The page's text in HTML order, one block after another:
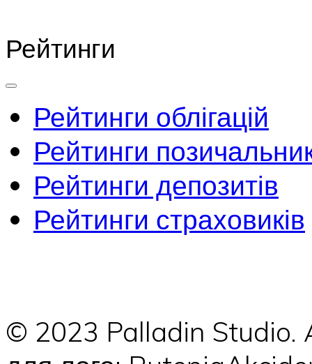
Рейтинги
Рейтинги облігацій
Рейтинги
Рейтинги депозитів
Рейтинги страховиків
© 2023 Palladin